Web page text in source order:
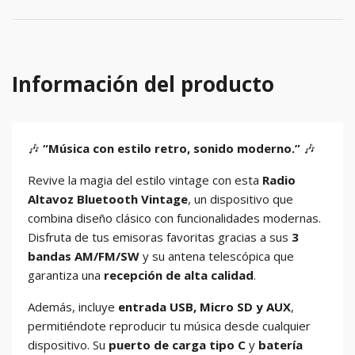
Información del producto
🎶 “Música con estilo retro, sonido moderno.” 🎶
Revive la magia del estilo vintage con esta Radio
Altavoz Bluetooth Vintage, un dispositivo que
combina diseño clásico con funcionalidades modernas.
Disfruta de tus emisoras favoritas gracias a sus 3
bandas AM/FM/SW y su antena telescópica que
garantiza una recepción de alta calidad.
Además, incluye entrada USB, Micro SD y AUX,
permitiéndote reproducir tu música desde cualquier
dispositivo. Su puerto de carga tipo C y batería